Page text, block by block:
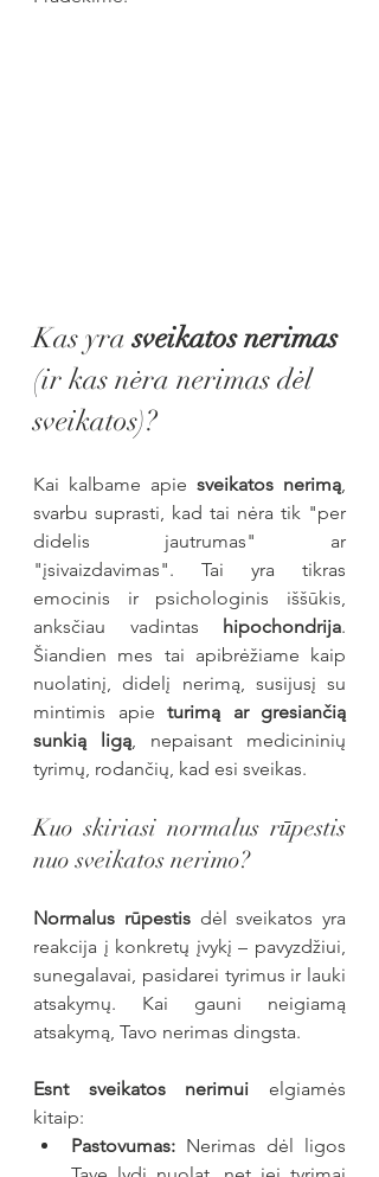
Kas yra sveikatos nerimas
(ir kas nėra nerimas dėl
sveikatos)?
Kai kalbame apie sveikatos nerimą
svarbu suprasti, kad tai nėra tik "per
didelis jautrumas" ar
"įsivaizdavimas". Tai yra tikras
emocinis ir psichologinis iššūkis,
anksčiau vadintas hipochondrija.
Šiandien mes tai apibrėžiame kaip
nuolatinį, didelį nerimą, susijusį su
mintimis apie turimą ar gresiančią
sunkią ligą , nepaisant medicininių
tyrimų, rodančių, kad esi sveikas.
Kuo skiriasi normalus rūpestis
nuo sveikatos nerimo?
Normalus rūpestis dėl sveikatos yra
reakcija į konkretų įvykį – pavyzdžiui,
sunegalavai, pasidarei tyrimus ir lauki
atsakymų. Kai gauni neigiamą
atsakymą, Tavo nerimas dingsta.
Esnt sveikatos nerimui elgiamės
kitaip:
Pastovumas: Nerimas dėl ligos